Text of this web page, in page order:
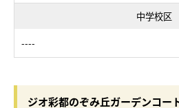
中学校区
----
ジオ彩都のぞみ丘ガーデンコー